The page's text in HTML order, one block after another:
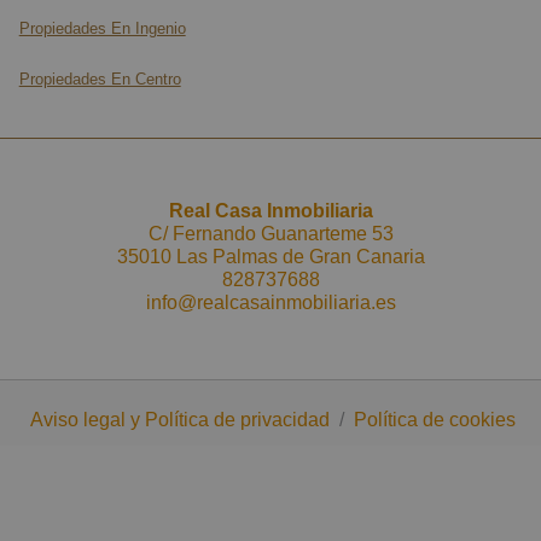
para tu próximo proyecto. Recuerda que los gastos de
notaría e impuestos no están incluidos en el precio.
Información adicional: gastos de notaria e impuestos
no incluidos en el precio. Los datos expuestos son
meramente orientativos y pueden estar sujetos a
errores u omisiones involuntarios.
Propiedades En Ingenio
Propiedades En Centro
Real Casa Inmobiliaria
C/ Fernando Guanarteme 53
35010 Las Palmas de Gran Canaria
828737688
info@realcasainmobiliaria.es
Aviso legal y Política de privacidad / Política de cookies